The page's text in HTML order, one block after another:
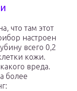
что там этот
настроен
всего 0,2
кожи.
вреда.
более